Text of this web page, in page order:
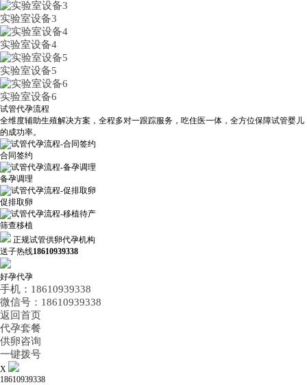
实验室设备3
实验室设备4
实验室设备5
实验室设备6
试管代孕流程
全维度辅助生殖解决方案，全程多对一跟踪服务，吃住医一体，全方位保障试管婴儿
的成功率。
合同签约
备孕调理
促排取卵
筛查移植
正规试管供卵代孕机构
送子热线18610939338
好孕代孕
手机：18610939338
微信号：18610939338
返回首页
代孕套餐
供卵咨询
一键拨号
X
18610939338